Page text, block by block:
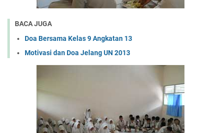
BACA JUGA
Doa Bersama Kelas 9 Angkatan 13
Motivasi dan Doa Jelang UN 2013